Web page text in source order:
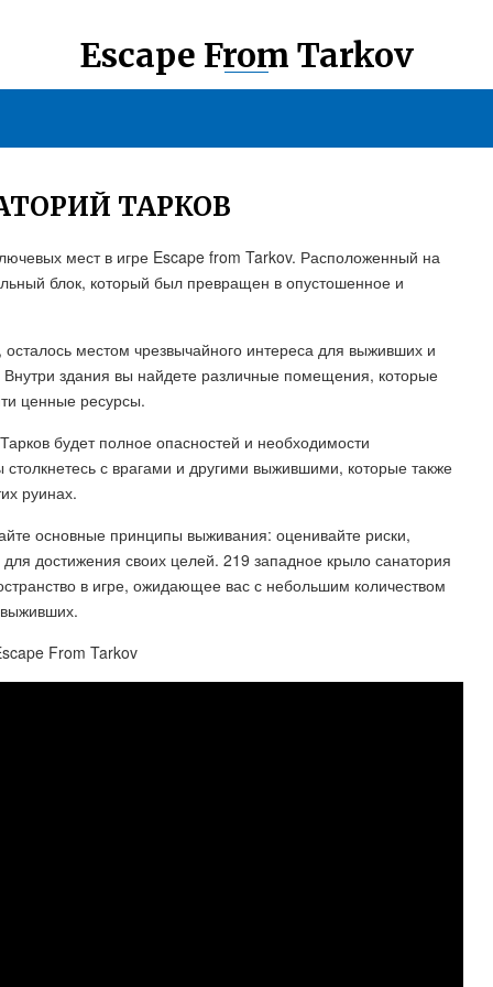
Escape From Tarkov
ТАРКОВ
мест в игре Escape from Tarkov. Расположенный на
блок, который был превращен в опустошенное и
местом чрезвычайного интереса для выживших и
здания вы найдете различные помещения, которые
ценные ресурсы.
будет полное опасностей и необходимости
с врагами и другими выжившими, которые также
руинах.
основные принципы выживания: оценивайте риски,
для достижения своих целей. 219 западное крыло санатория
в игре, ожидающее вас с небольшим количеством
From Tarkov